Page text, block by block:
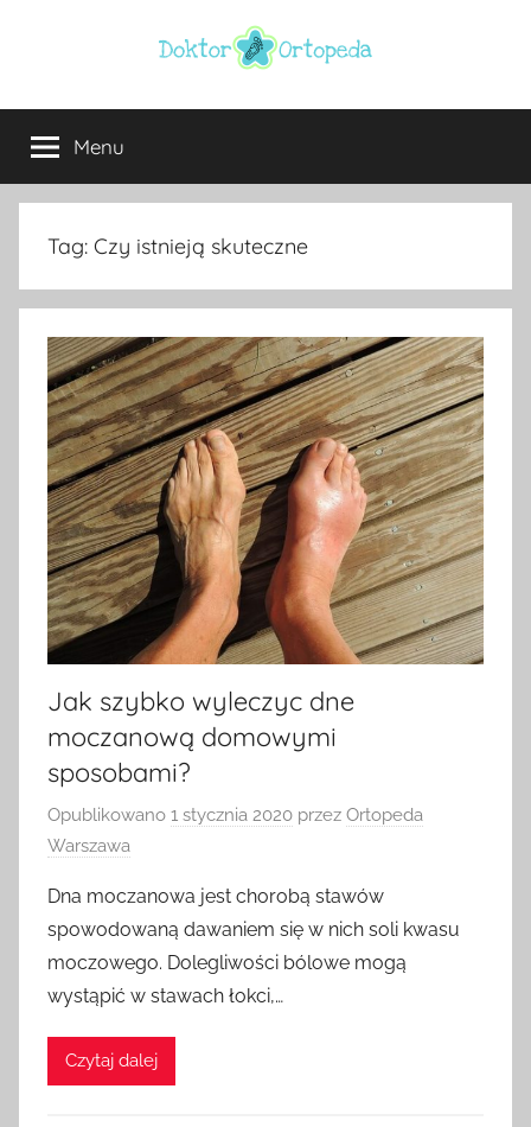
Doktor
ortopeda
Warszawa
usg
Warszawa,
ginekolog,
urolog,
Menu
Tag: Czy istnieją skuteczne
Jak szybko wyleczyc dne
moczanową domowymi
sposobami?
Opublikowano 1 stycznia 2020 przez Ortopeda
Warszawa
Dna moczanowa jest chorobą stawów
spowodowaną dawaniem się w nich soli kwasu
moczowego. Dolegliwości bólowe mogą
wystąpić w stawach łokci,…
Czytaj dalej